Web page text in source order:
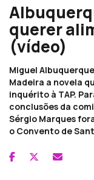
querer
(vídeo)
Miguel
Madeira a novela
inquérito à TAP.
conclusões da
Sérgio Marques
o Convento de